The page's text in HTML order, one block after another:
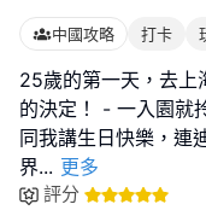
中國攻略 打卡
25歲的第一天，去上
的決定！ - 一入園就
同我講生日快樂，連
界... 更多
評分